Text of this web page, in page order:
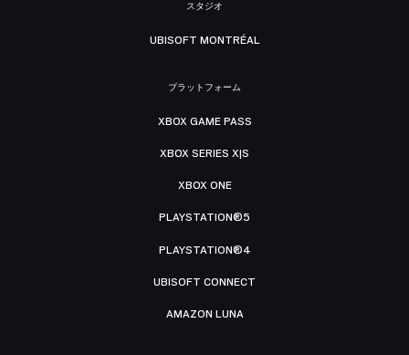
スタジオ
UBISOFT MONTRÉAL
プラットフォーム
XBOX GAME PASS
XBOX SERIES X|S
XBOX ONE
PLAYSTATION®5
PLAYSTATION®4
UBISOFT CONNECT
AMAZON LUNA